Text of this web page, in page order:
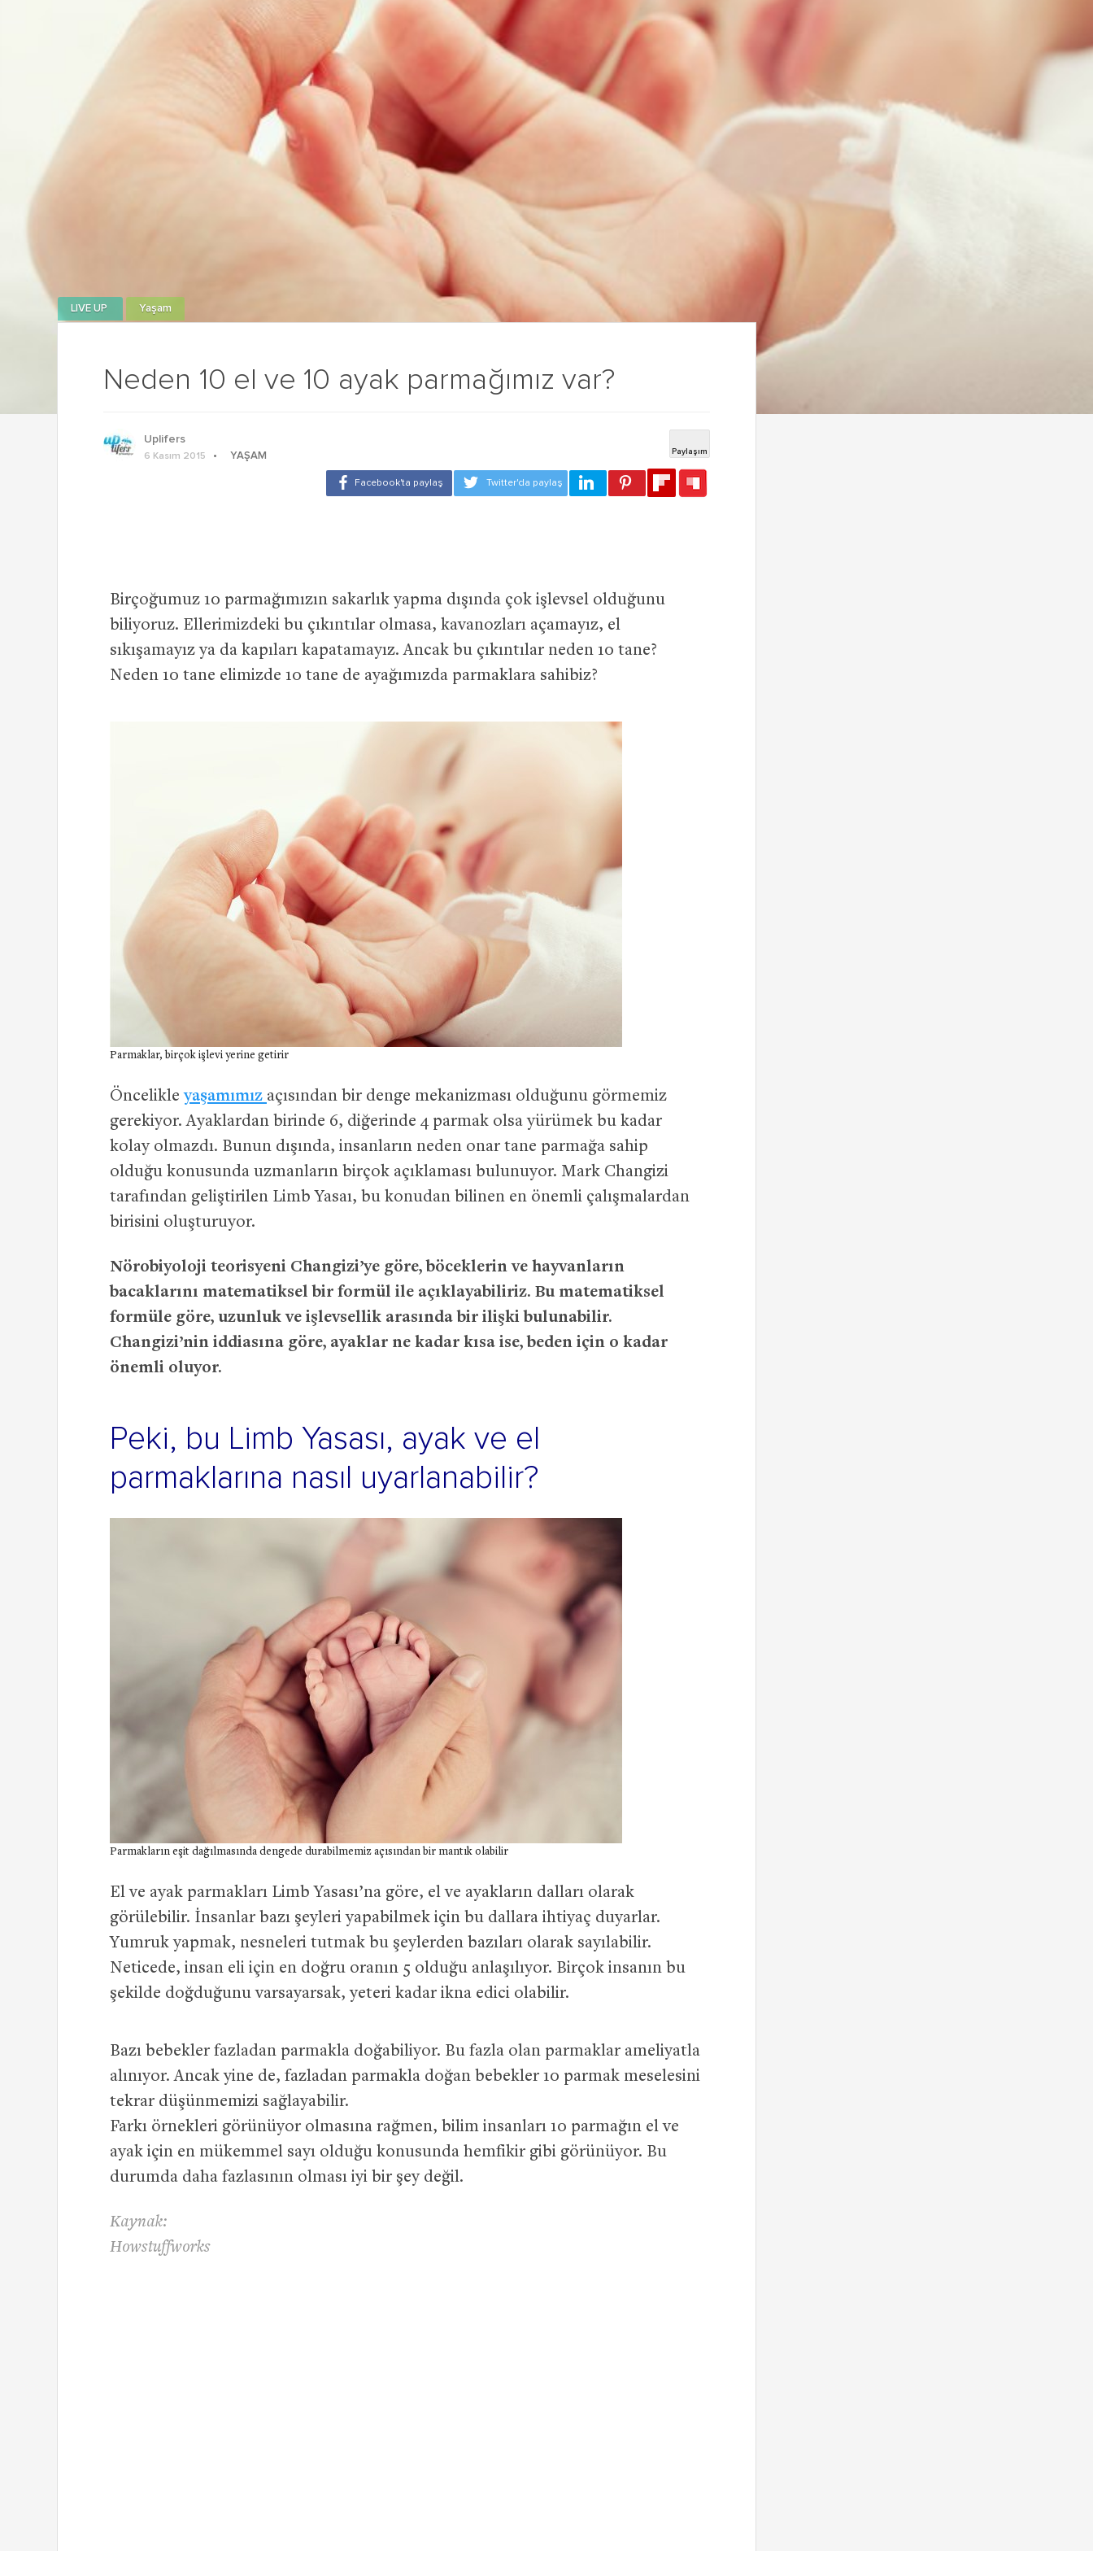
Neden 10 el ve 10 ayak parmağımız var?
LIVE UP Yaşam
Uplifers
6 Kasım 2015 YAŞAM
Birçoğumuz 10 parmağımızın sakarlık yapma dışında çok işlevsel olduğunu
biliyoruz. Ellerimizdeki bu çıkıntılar olmasa, kavanozları açamayız, el
sıkışamayız ya da kapıları kapatamayız. Ancak bu çıkıntılar neden 10 tane?
Neden 10 tane elimizde 10 tane de ayağımızda parmaklara sahibiz?
Parmaklar, birçok işlevi yerine getirir
Öncelikleyaşamımız açısından bir denge mekanizması olduğunu görmemiz
gerekiyor. Ayaklardan birinde 6, diğerinde 4 parmak olsa yürümek bu kadar
kolay olmazdı. Bunun dışında, insanların neden onar tane parmağa sahip
olduğu konusunda uzmanların birçok açıklaması bulunuyor. Mark Changizi
tarafından geliştirilen Limb Yasaı, bu konudan bilinen en önemli çalışmalardan
birisini oluşturuyor.
Nörobiyoloji teorisyeni Changizi’ye göre, böceklerin ve hayvanların
bacaklarını matematiksel bir formül ile açıklayabiliriz. Bu matematiksel
formüle göre, uzunluk ve işlevsellik arasında bir ilişki bulunabilir.
Changizi’nin iddiasına göre, ayaklar ne kadar kısa ise, beden için o kadar
önemli oluyor.
Peki, bu Limb Yasası, ayak ve el
parmaklarına nasıl uyarlanabilir?
Parmakların eşit dağılmasında dengede durabilmemiz açısından bir mantık olabilir
El ve ayak parmakları Limb Yasası’na göre, el ve ayakların dalları olarak
görülebilir. İnsanlar bazı şeyleri yapabilmek için bu dallara ihtiyaç duyarlar.
Yumruk yapmak, nesneleri tutmak bu şeylerden bazıları olarak sayılabilir.
Neticede, insan eli için en doğru oranın 5 olduğu anlaşılıyor. Birçok insanın bu
şekilde doğduğunu varsayarsak, yeteri kadar ikna edici olabilir.
Bazı bebekler fazladan parmakla doğabiliyor. Bu fazla olan parmaklar ameliyatla
alınıyor. Ancak yine de, fazladan parmakla doğan bebekler 10 parmak meselesini
tekrar düşünmemizi sağlayabilir.
Farkı örnekleri görünüyor olmasına rağmen, bilim insanları 10 parmağın el ve
ayak için en mükemmel sayı olduğu konusunda hemfikir gibi görünüyor. Bu
durumda daha fazlasının olması iyi bir şey değil.
Kaynak:
Howstuffworks